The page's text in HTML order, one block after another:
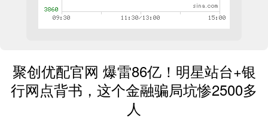
聚创优配官网 爆雷86亿！明星站台+银
行网点背书，这个金融骗局坑惨2500多
人